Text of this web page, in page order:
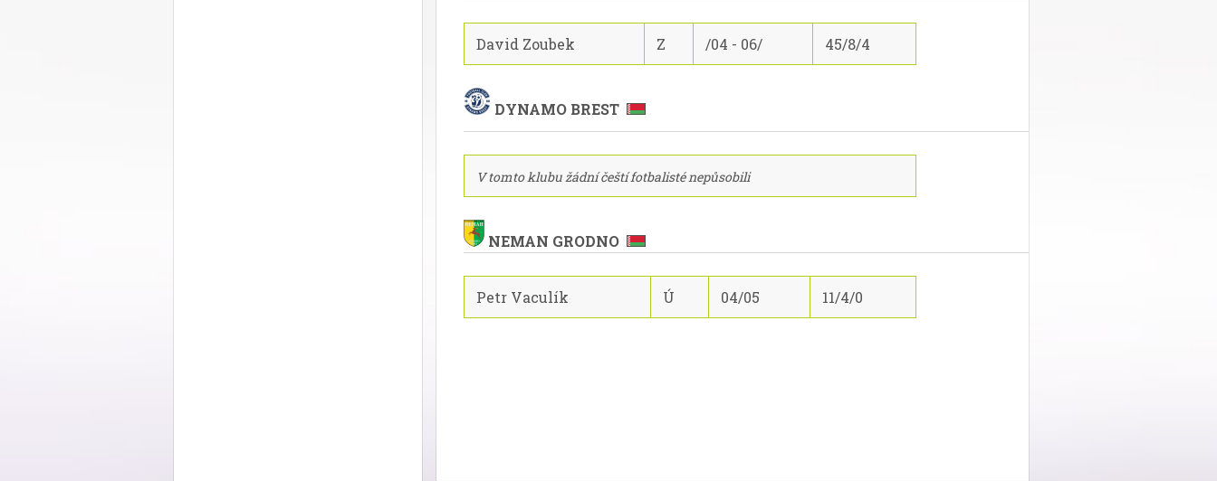
David Zoubek Z /04 - 06/ 45/8/4
DYNAMO BREST
V tomto klubu žádní čeští fotbalisté nepůsobili
NEMAN GRODNO
Petr Vaculík Ú 04/05 11/4/0